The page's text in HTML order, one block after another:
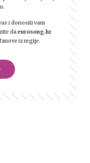
i donositi vam
daeurosong.hr
iz regije.